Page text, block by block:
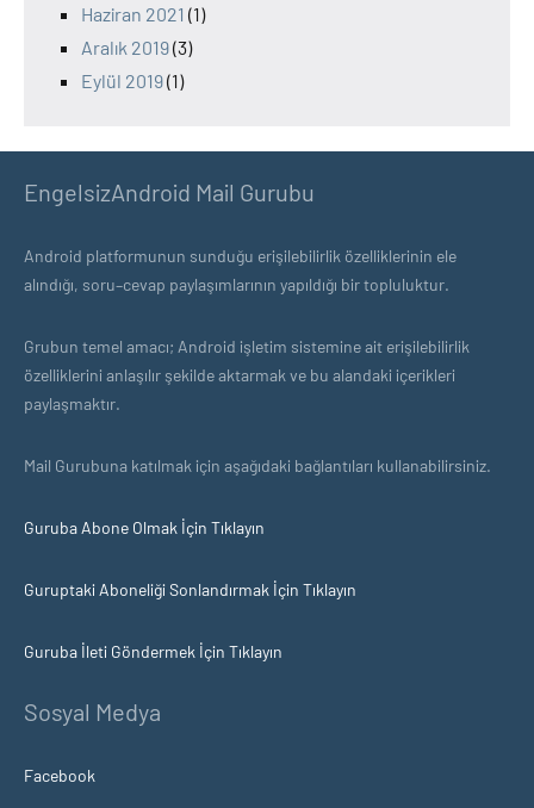
Haziran 2021 (1)
Aralık 2019(3)
Eylül 2019(1)
EngelsizAndroid Mail Gurubu
Android platformunun sunduğu erişilebilirlik özelliklerinin ele
alındığı, soru–cevap paylaşımlarının yapıldığı bir topluluktur.
Grubun temel amacı; Android işletim sistemine ait erişilebilirlik
özelliklerini anlaşılır şekilde aktarmak ve bu alandaki içerikleri
paylaşmaktır.
Mail Gurubuna katılmak için aşağıdaki bağlantıları kullanabilirsiniz.
Guruba Abone Olmak İçin Tıklayın
Guruptaki Aboneliği Sonlandırmak İçin Tıklayın
Guruba İleti Göndermek İçin Tıklayın
Sosyal Medya
Facebook